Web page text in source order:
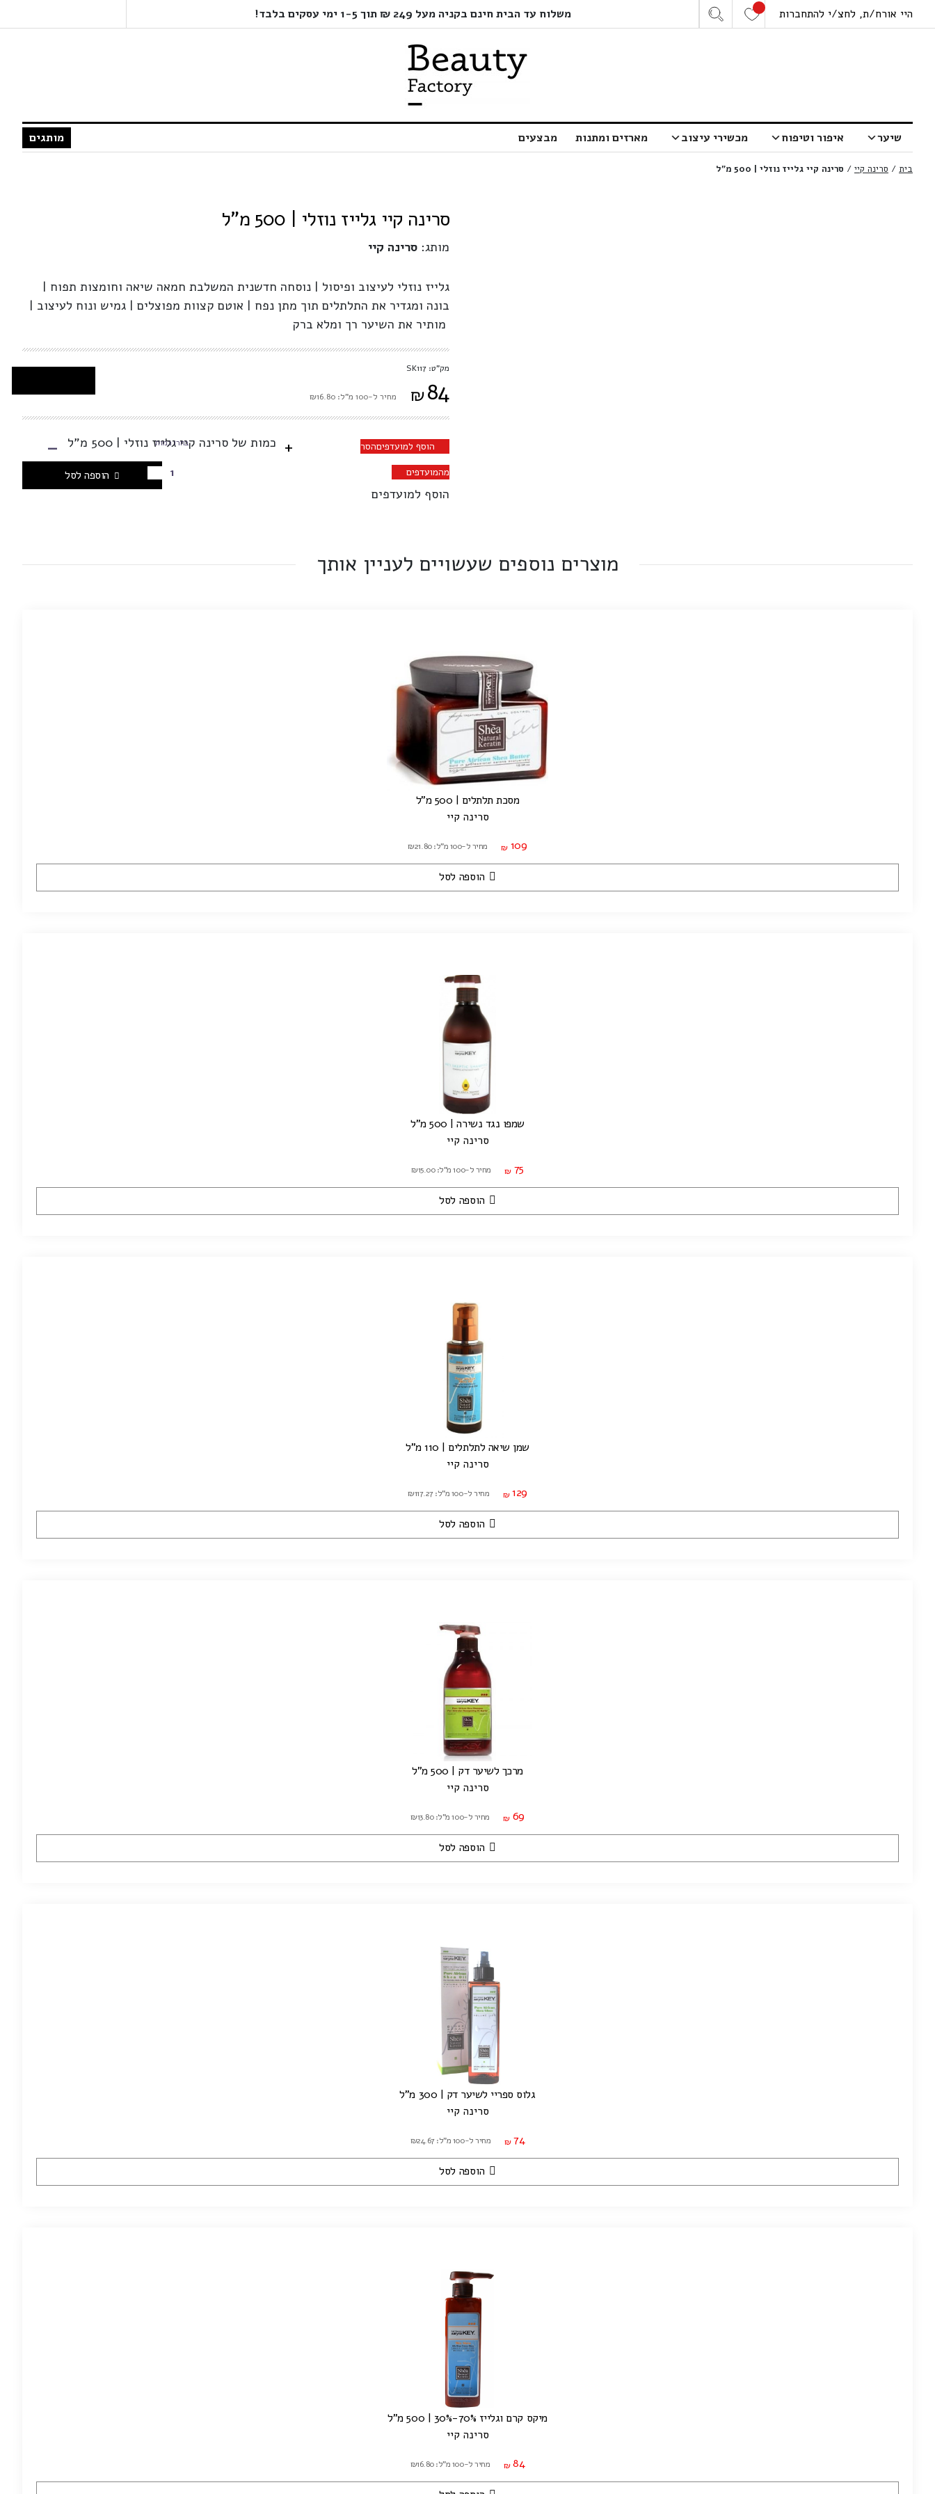
היי אורח/ת, לחצ/י להתחברות משלוח עד הבית חינם בקניה מעל 249 ₪ תוך 1-5 ימי עסקים בלבד!
שיער איפור וטיפוח מכשירי עיצוב מארזים ומתנות מבצעים מותגים
בית / סרינה קיי / סרינה קיי גלייז נוזלי | 500 מ”ל
סרינה קיי גלייז נוזלי | 500 מ"ל
מותג: סרינה קיי
גלייז נוזלי לעיצוב ופיסול | נוסחה חדשנית המשלבת חמאה שיאה וחומצות תפוח |
בונה ומגדיר את התלתלים תוך מתן נפח | אוטם קצוות מפוצלים | גמיש ונוח לעיצוב |
מותיר את השיער רך ומלא ברק
מק"ט: SK117
₪84 מחיר ל-100 מ"ל: ₪16.80
+ כמות של סרינה קיי גלייז נוזלי | 500 מ"ל
בחרו כמות -
הוספה לסל
הוסף למועדפיםהסר
מהמועדפים
הוסף למועדפים
מוצרים נוספים שעשויים לעניין אותך
מסכת תלתלים | 500 מ"ל
סרינה קיי
₪ 109 מחיר ל-100 מ"ל: ₪21.80
הוספה לסל
שמפו נגד נשירה | 500 מ"ל
סרינה קיי
₪ 75 מחיר ל-100 מ"ל: ₪15.00
הוספה לסל
שמן שיאה לתלתלים | 110 מ"ל
סרינה קיי
₪ 129 מחיר ל-100 מ"ל: ₪117.27
הוספה לסל
מרכך לשיער דק | 500 מ"ל
סרינה קיי
₪ 69 מחיר ל-100 מ"ל: ₪13.80
הוספה לסל
גלוס ספריי לשיער דק | 300 מ"ל
סרינה קיי
₪ 74 מחיר ל-100 מ"ל: ₪24.67
הוספה לסל
מיקס קרם וגלייז 70%-30% | 500 מ"ל
סרינה קיי
₪ 84 מחיר ל-100 מ"ל: ₪16.80